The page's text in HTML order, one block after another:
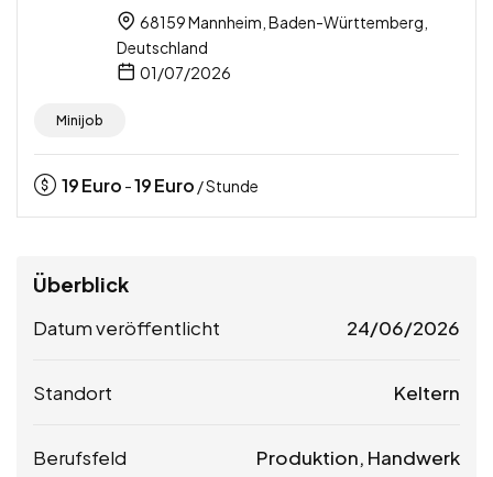
68159 Mannheim, Baden-Württemberg,
Deutschland
01/07/2026
Minijob
19Euro -19Euro / Stunde
Überblick
Datum veröffentlicht 24/06/2026
Standort Keltern
Berufsfeld Produktion, Handwerk